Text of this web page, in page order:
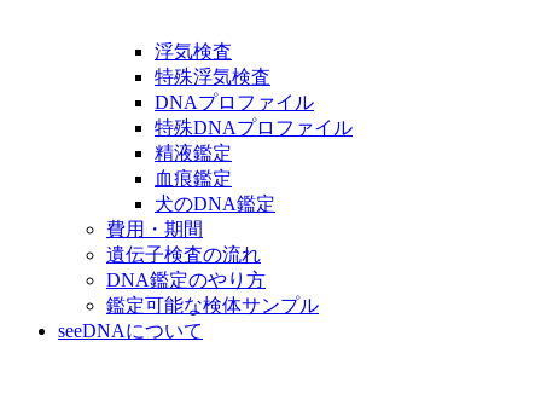
浮気検査
特殊浮気検査
DNAプロファイル
特殊DNAプロファイル
精液鑑定
血痕鑑定
犬のDNA鑑定
費用・期間
遺伝子検査の流れ
DNA鑑定のやり方
鑑定可能な検体サンプル
seeDNAについて